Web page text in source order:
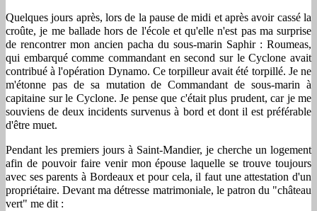
Quelques jours après, lors de la pause de midi et après avoir cassé la
croûte, je me ballade hors de l'école et qu'elle n'est pas ma surprise
de rencontrer mon ancien pacha du sous-marin Saphir : Roumeas,
qui embarqué comme commandant en second sur le Cyclone avait
contribué à l'opération Dynamo. Ce torpilleur avait été torpillé. Je ne
m'étonne pas de sa mutation de Commandant de sous-marin à
capitaine sur le Cyclone. Je pense que c'était plus prudent, car je me
souviens de deux incidents survenus à bord et dont il est préférable
d'être muet.
Pendant les premiers jours à Saint-Mandier, je cherche un logement
afin de pouvoir faire venir mon épouse laquelle se trouve toujours
avec ses parents à Bordeaux et pour cela, il faut une attestation d'un
propriétaire. Devant ma détresse matrimoniale, le patron du "château
vert" me dit :